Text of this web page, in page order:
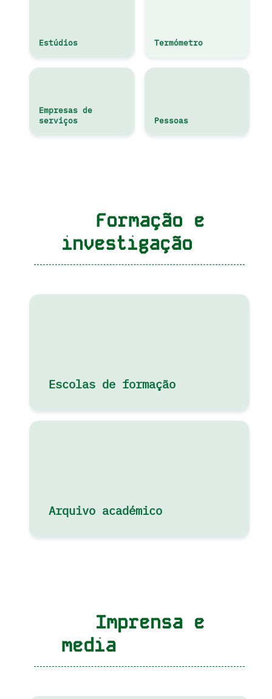
Estúdios Termómetro
Empresas de
serviços
Pessoas
Formação e
investigação
Escolas de formação
Arquivo académico
Imprensa e
media